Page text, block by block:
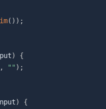
( ) ) ;
)
{
, "" ) ;
)
{